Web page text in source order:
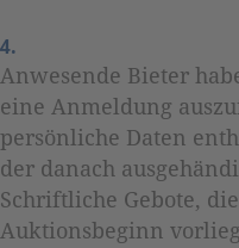
4.
Anwesende Bieter
eine Anmeldung
persönliche Daten
der danach
Schriftliche Gebote,
Auktionsbeginn